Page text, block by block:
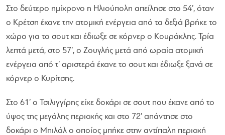
Στο δεύτερο ημίχρονο η Ηλιούπολη απείλησε στο 54’, όταν
ο Κρέτση έκανε την ατομική ενέργεια από τα δεξιά βρήκε το
χώρο για το σουτ και έδιωξε σε κόρνερ ο Κουράκλης. Τρία
λεπτά μετά, στο 57’, ο Ζουγλής μετά από ωραία ατομική
ενέργεια από τ’ αριστερά έκανε το σουτ και έδιωξε ξανά σε
κόρνερ ο Κυρίτσης.
Στο 61’ ο Τσιλιγγίρης είχε δοκάρι σε σουτ που έκανε από το
ύψος της μεγάλης περιοχής και στο 72’ απάντησε στο
δοκάρι ο Μπιλάλ ο οποίος μπήκε στην αντίπαλη περιοχή